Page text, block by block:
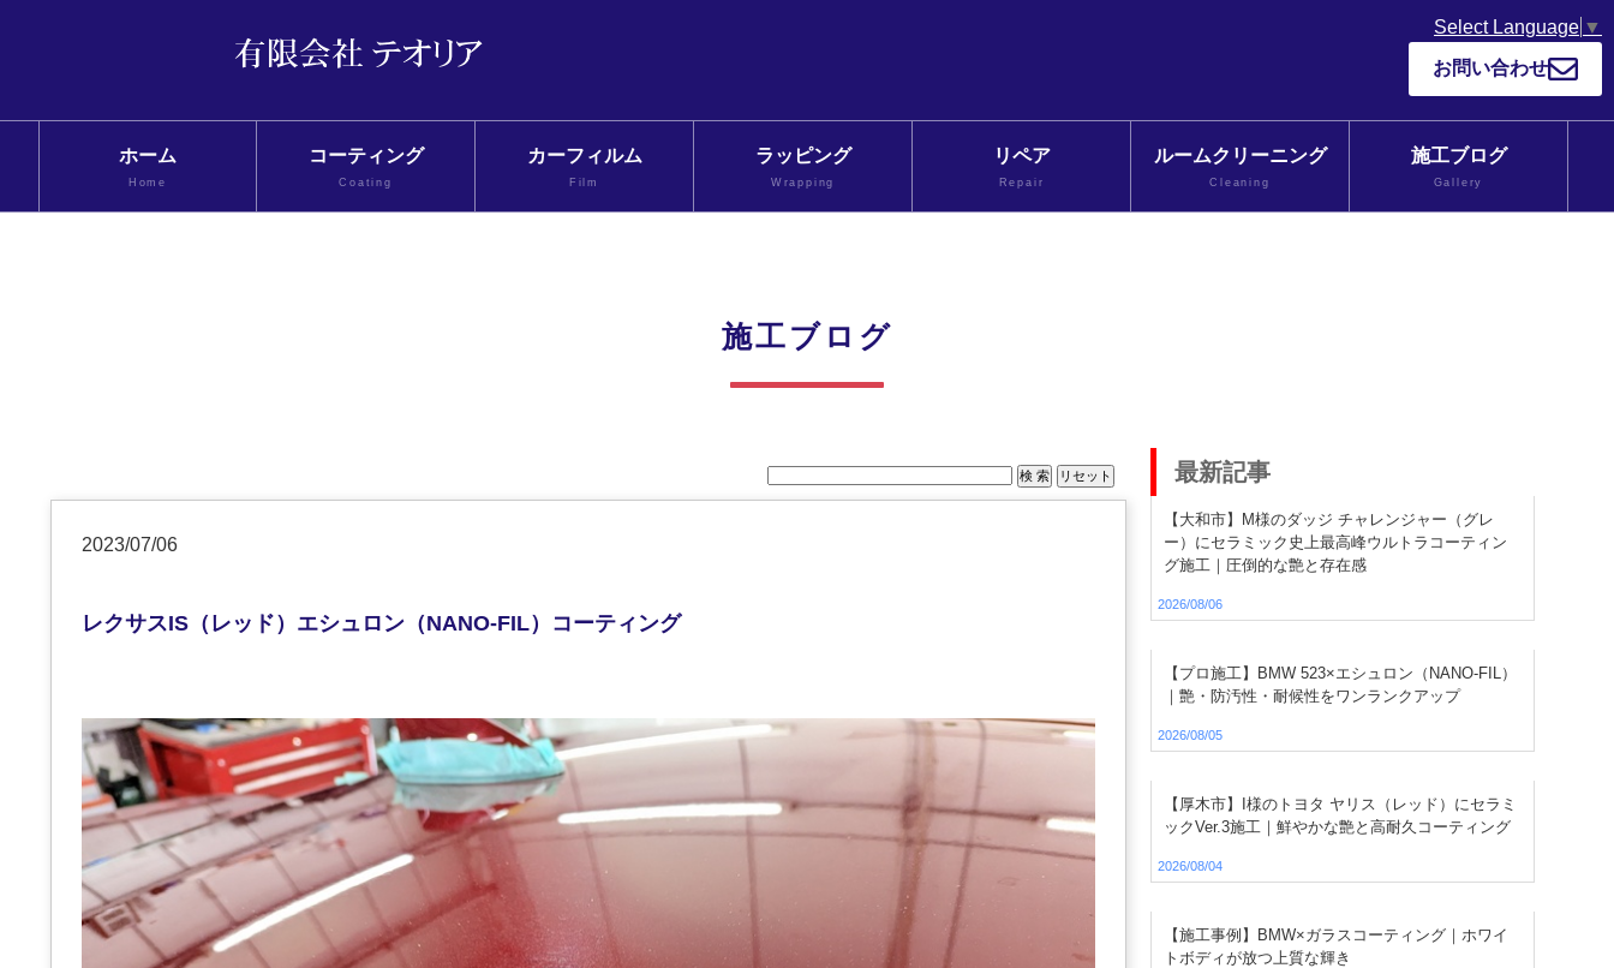
Select Language ▼
お問い合わせ
ホーム
Home
コーティング
Coating
カーフィルム
Film
ラッピング
Wrapping
リペア
Repair
ルームクリーニング
Cleaning
施工ブログ
Gallery
施工ブログ
2023/07/06
レクサスIS（レッド）エシュロン（NANO-FIL）コーティング
最新記事
【大和市】M様のダッジ チャレンジャー（グレ
ー）にセラミック史上最高峰ウルトラコーティン
グ施工｜圧倒的な艶と存在感
2026/08/06
【プロ施工】BMW 523×エシュロン（NANO-FIL）
｜艶・防汚性・耐候性をワンランクアップ
2026/08/05
【厚木市】I様のトヨタ ヤリス（レッド）にセラミ
ックVer.3施工｜鮮やかな艶と高耐久コーティング
2026/08/04
【施工事例】BMW×ガラスコーティング｜ホワイ
トボディが放つ上質な輝き